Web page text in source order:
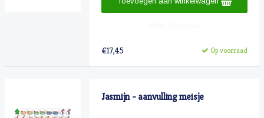
€17,45 Op voorraad
Jasmijn - aanvulling meisje